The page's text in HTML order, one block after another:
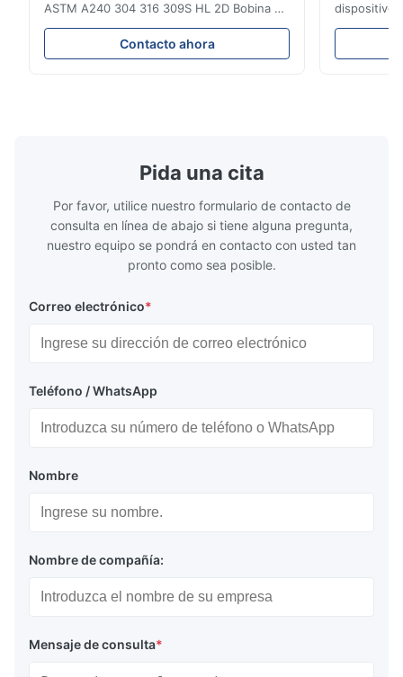
Oct 29.2025
Good quality stainless steel coil. The delivery was on time and
ASTM A240 304 316 309S HL 2D Bobina de
acero inoxidable laminada en caliente/frío
304 316 309S 310 310S 316L 321 ASTM
A240 Especificaciones del producto
Contacto ahora
dispositivos
Precio de
de acero
Pida una cita
Por favor, utilice nuestro formulario de contacto de
consulta en línea de abajo si tiene alguna pregunta,
nuestro equipo se pondrá en contacto con usted tan
pronto como sea posible.
Correo electrónico*
Teléfono / WhatsApp
Nombre
Nombre de compañía:
Mensaje de consulta*